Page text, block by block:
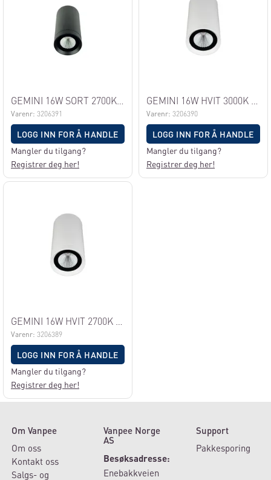
Varenr: 3206391
LOGG INN FOR Å HANDLE
Mangler du tilgang?
Registrer deg her!
Varenr: 3206390
LOGG INN FOR Å HANDLE
Mangler du tilgang?
Registrer deg her!
Varenr: 3206389
LOGG INN FOR Å HANDLE
Mangler du tilgang?
Registrer deg her!
Om Vanpee
Om oss
Kontakt oss
Salgs- og
Vanpee Norge
AS
Besøksadresse:
Enebakkveien
Support
Pakkesporing